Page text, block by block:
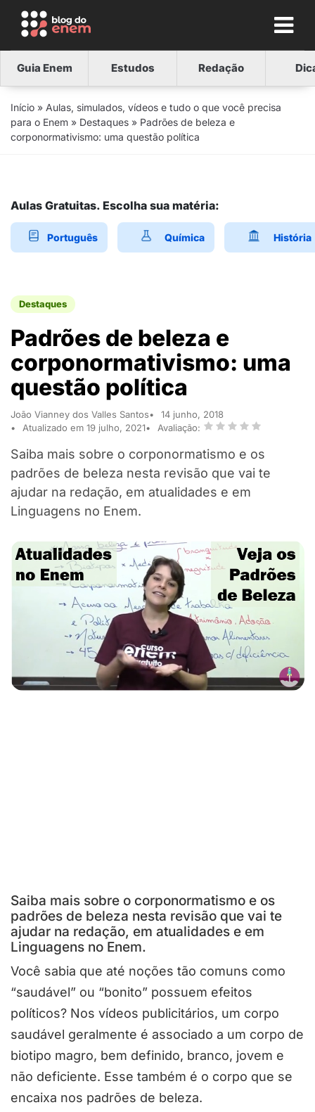
Guia Enem Estudos Redação
Início » Aulas, simulados, vídeos e tudo o que você precisa
para o Enem » Destaques » Padrões de beleza e
corponormativismo: uma questão política
Aulas Gratuitas. Escolha sua matéria:
Português Química História
Destaques
Padrões de beleza e
corponormativismo: uma
questão política
João Vianney dos Valles Santos
14 junho, 2018
Atualizado em 19 julho, 2021
Avaliação:
Saiba mais sobre o corponormatismo e os
padrões de beleza nesta revisão que vai te
ajudar na redação, em atualidades e em
Linguagens no Enem.
Saiba mais sobre o corponormatismo e os
padrões de beleza nesta revisão que vai te
ajudar na redação, em atualidades e em
Linguagens no Enem.
Você sabia que até noções tão comuns como
“saudável” ou “bonito” possuem efeitos
políticos? Nos vídeos publicitários, um corpo
saudável geralmente é associado a um corpo de
biotipo magro, bem definido, branco, jovem e
não deficiente. Esse também é o corpo que se
encaixa nos padrões de beleza.